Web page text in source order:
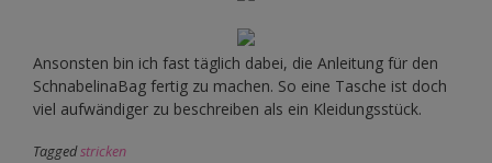
Ansonsten bin ich fast täglich dabei, die Anleitung für den
SchnabelinaBag fertig zu machen. So eine Tasche ist doch
viel aufwändiger zu beschreiben als ein Kleidungsstück.
Taggedstricken